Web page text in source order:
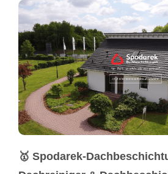
🥇 Spodarek-